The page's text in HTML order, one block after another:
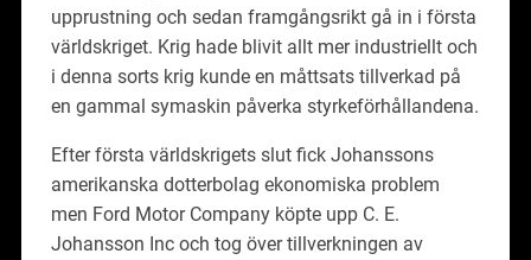
upprustning och sedan framgångsrikt gå in i första
världskriget. Krig hade blivit allt mer industriellt och
i denna sorts krig kunde en måttsats tillverkad på
en gammal symaskin påverka styrkeförhållandena.
Efter första världskrigets slut fick Johanssons
amerikanska dotterbolag ekonomiska problem
men Ford Motor Company köpte upp C. E.
Johansson Inc och tog över tillverkningen av